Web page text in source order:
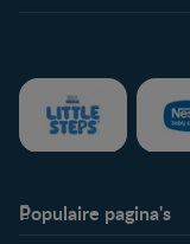
Populaire pagina's